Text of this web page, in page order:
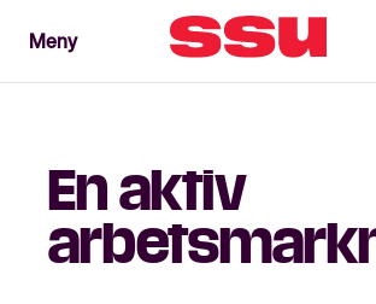
Stäng
MenyMeny
En aktiv